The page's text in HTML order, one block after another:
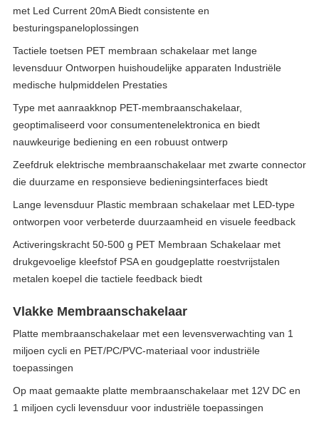
met Led Current 20mA Biedt consistente en
besturingspaneloplossingen
Tactiele toetsen PET membraan schakelaar met lange
levensduur Ontworpen huishoudelijke apparaten Industriële
medische hulpmiddelen Prestaties
Type met aanraakknop PET-membraanschakelaar,
geoptimaliseerd voor consumentenelektronica en biedt
nauwkeurige bediening en een robuust ontwerp
Zeefdruk elektrische membraanschakelaar met zwarte connector
die duurzame en responsieve bedieningsinterfaces biedt
Lange levensduur Plastic membraan schakelaar met LED-type
ontworpen voor verbeterde duurzaamheid en visuele feedback
Activeringskracht 50-500 g PET Membraan Schakelaar met
drukgevoelige kleefstof PSA en goudgeplatte roestvrijstalen
metalen koepel die tactiele feedback biedt
Vlakke Membraanschakelaar
Platte membraanschakelaar met een levensverwachting van 1
miljoen cycli en PET/PC/PVC-materiaal voor industriële
toepassingen
Op maat gemaakte platte membraanschakelaar met 12V DC en
1 miljoen cycli levensduur voor industriële toepassingen